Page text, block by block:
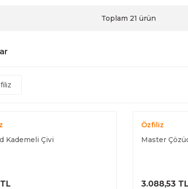
Toplam 21 ürün
Kademeli Çivi
Özfiliz
Master
3.088,53 TL